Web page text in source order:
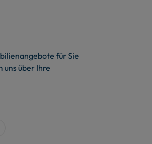
für Sie
uns über Ihre